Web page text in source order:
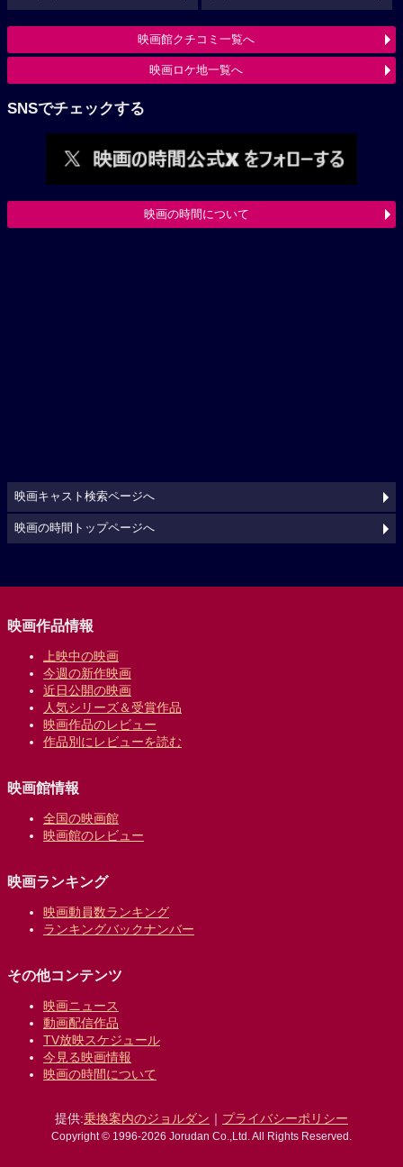
映画館クチコミ一覧へ
映画ロケ地一覧へ
SNSでチェックする
映画の時間について
映画キャスト検索ページへ
映画の時間トップページへ
映画作品情報
上映中の映画
今週の新作映画
近日公開の映画
人気シリーズ＆受賞作品
映画作品のレビュー
作品別にレビューを読む
映画館情報
全国の映画館
映画館のレビュー
映画ランキング
映画動員数ランキング
ランキングバックナンバー
その他コンテンツ
映画ニュース
動画配信作品
TV放映スケジュール
今見る映画情報
映画の時間について
提供:乗換案内のジョルダン ｜ プライバシーポリシー
Copyright © 1996-2026 Jorudan Co.,Ltd. All Rights Reserved.